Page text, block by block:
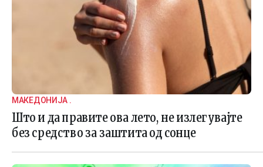
МАКЕДОНИЈА .
Што и да правите ова лето, не излегувајте
без средство за заштита од сонце